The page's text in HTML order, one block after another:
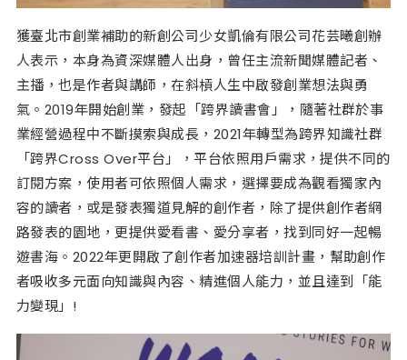
獲臺北市創業補助的新創公司少女凱倫有限公司花芸曦創辦
人表示，本身為資深媒體人出身，曾任主流新聞媒體記者、
主播，也是作者與講師，在斜槓人生中啟發創業想法與勇
氣。2019年開始創業，發起「跨界讀書會」，隨著社群於事
業經營過程中不斷摸索與成長，2021年轉型為跨界知識社群
「跨界Cross Over平台」，平台依照用戶需求，提供不同的
訂閱方案，使用者可依照個人需求，選擇要成為觀看獨家內
容的讀者，或是發表獨道見解的創作者，除了提供創作者網
路發表的園地，更提供愛看書、愛分享者，找到同好一起暢
遊書海。2022年更開啟了創作者加速器培訓計畫，幫助創作
者吸收多元面向知識與內容、精進個人能力，並且達到「能
力變現」!